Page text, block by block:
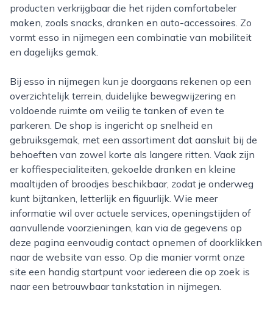
producten verkrijgbaar die het rijden comfortabeler
maken, zoals snacks, dranken en auto-accessoires. Zo
vormt esso in nijmegen een combinatie van mobiliteit
en dagelijks gemak.
Bij esso in nijmegen kun je doorgaans rekenen op een
overzichtelijk terrein, duidelijke bewegwijzering en
voldoende ruimte om veilig te tanken of even te
parkeren. De shop is ingericht op snelheid en
gebruiksgemak, met een assortiment dat aansluit bij de
behoeften van zowel korte als langere ritten. Vaak zijn
er koffiespecialiteiten, gekoelde dranken en kleine
maaltijden of broodjes beschikbaar, zodat je onderweg
kunt bijtanken, letterlijk en figuurlijk. Wie meer
informatie wil over actuele services, openingstijden of
aanvullende voorzieningen, kan via de gegevens op
deze pagina eenvoudig contact opnemen of doorklikken
naar de website van esso. Op die manier vormt onze
site een handig startpunt voor iedereen die op zoek is
naar een betrouwbaar tankstation in nijmegen.